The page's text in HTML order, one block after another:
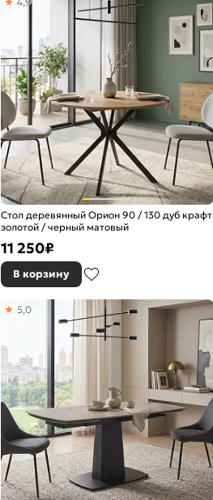
Стол деревянный Орион 90 / 130 дуб крафт
золотой / черный матовый
11 250₽
В корзину
5,0